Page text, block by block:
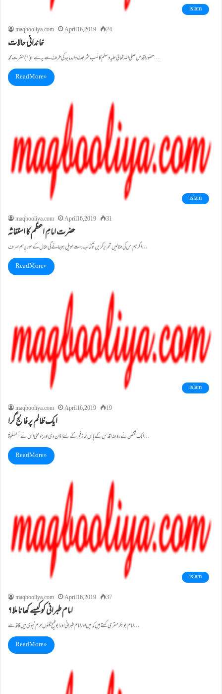
islam
maqbooliya.com
April 16, 2019 24
خاندانی حالات
حضورِاقدس صلی اللہ تعالیٰ علیہ وسلم کا نسب شریف والد ماجد کی طرف سے یہ ہے: (۱)حضرت محمد…
Read More »
islam
maqbooliya.com
April 16, 2019 31
حضرت امامِ اعظم کا استغاثہ
اگر ہم اس کی مثالیں تحریر کریں تو کتاب بہت طویل ہو جائے گی مثال کے طور پر ہم صرف…
Read More »
islam
maqbooliya.com
April 16, 2019 19
ایک ظالم پر فالج گرا
ایک شخص نے روضہ اقدس کے پاس نماز فجر کے لئے اذان دی اور جونہی اس نے ”اَلصَّلٰوۃُ…
Read More »
islam
maqbooliya.com
April 16, 2019 37
امام طبرانی کو کیسے کھانا ملا؟
امام ابو بکر مقری کہتے ہیں کہ میں اور امام طبرانی اور ابو شیخ تینوں حرم نبوی میں فاقہ سے…
Read More »